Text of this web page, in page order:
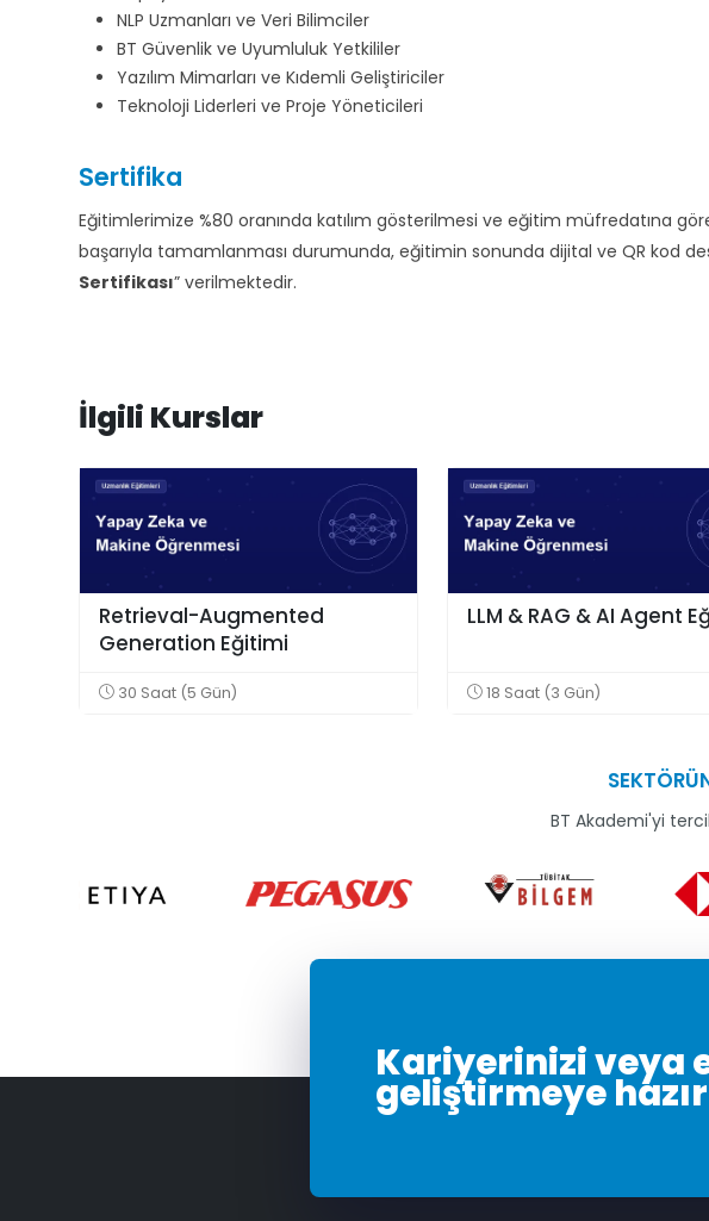
NLP Uzmanları ve Veri Bilimciler
BT Güvenlik ve Uyumluluk Yetkililer
Yazılım Mimarları ve Kıdemli Geliştiriciler
Teknoloji Liderleri ve Proje Yöneticileri
Sertifika
Eğitimlerimize %80 oranında katılım gösterilmesi ve eğitim müfredatına
başarıyla tamamlanması durumunda, eğitimin sonunda dijital ve QR kod
Sertifikası” verilmektedir.
İlgili Kurslar
Retrieval-Augmented
Generation Eğitimi
30 Saat (5 Gün)
LLM & RAG & AI Agent
18 Saat (3 Gün)
BT Akademi'yi
Kariyerinizi veya
geliştirmeye hazır